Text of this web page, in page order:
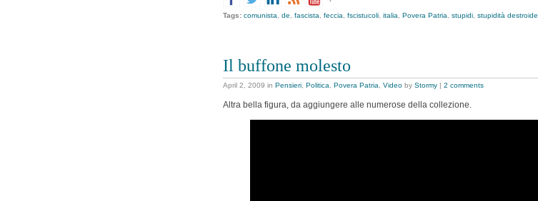
Tags: comunista de fascista feccia fscistucoli italia Povera Patria stupidi stupidità destroide
Il buffone molesto
April 2, 2009 in Pensieri Politica Povera Patria Video by Stormy | 2 comments
Altra bella figura, da aggiungere alle numerose della collezione.